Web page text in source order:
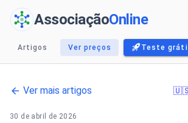
AssociaçãoOnline
Artigos Ver preços Teste
Ver mais artigos 🇺🇸
30 de abril de 2026